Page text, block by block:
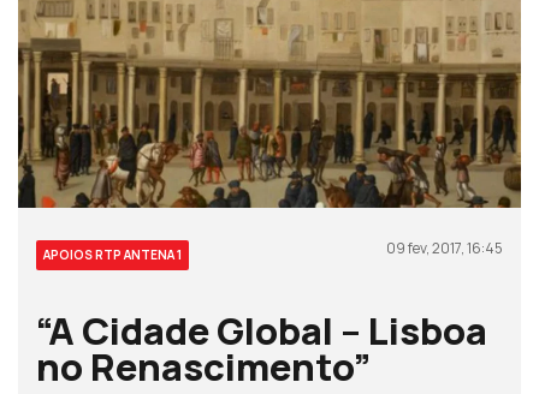
APOIOS RTP ANTENA 1 09 fev, 2017, 16:45
“A Cidade Global – Lisboa
no Renascimento”